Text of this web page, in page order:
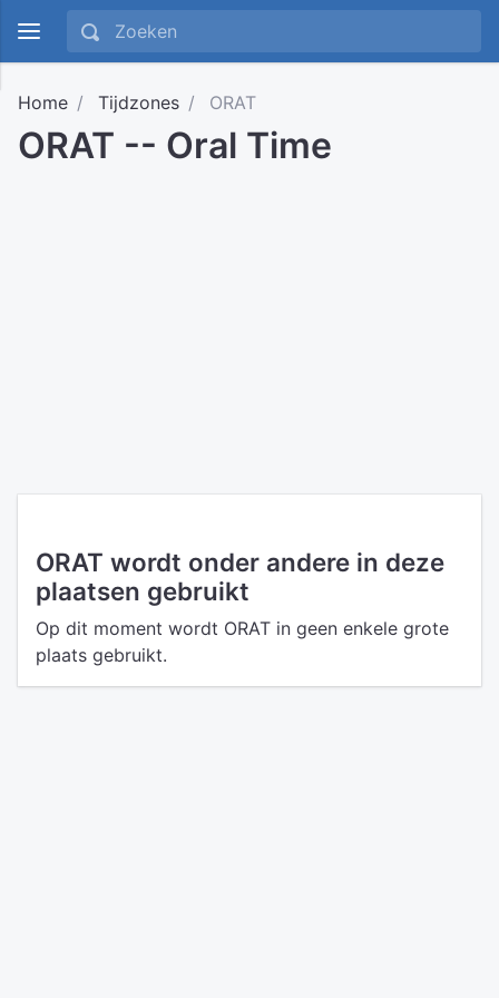
Home Tijdzones ORAT
ORAT -- Oral Time
ORAT wordt onder andere in deze
plaatsen gebruikt
Op dit moment wordt ORAT in geen enkele grote
plaats gebruikt.